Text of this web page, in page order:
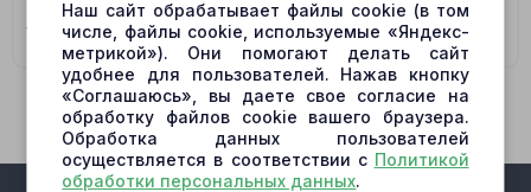
706-7G-01170 SWING MOTOR
Наш сайт обрабатывает файлы cookie (в том
числе, файлы cookie, используемые «Яндекс-
метрикой»). Они помогают делать сайт
удобнее для пользователей. Нажав кнопку
«Соглашаюсь», вы даете свое согласие на
обработку файлов cookie вашего браузера.
Обработка данных пользователей
осуществляется в соответствии с Политикой
обработки персональных данных.